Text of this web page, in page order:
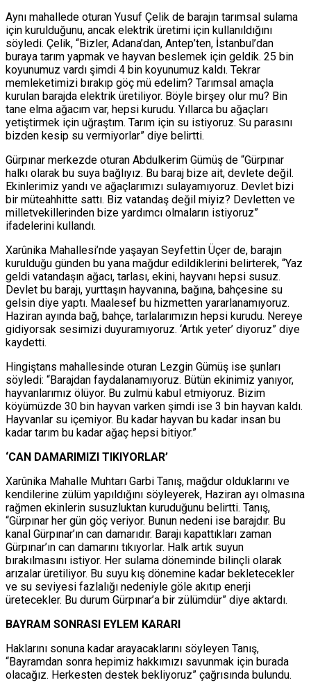
Aynı mahallede oturan Yusuf Çelik de barajın tarımsal sulama
için kurulduğunu, ancak elektrik üretimi için kullanıldığını
söyledi. Çelik, “Bizler, Adana’dan, Antep’ten, İstanbul’dan
buraya tarım yapmak ve hayvan beslemek için geldik. 25 bin
koyunumuz vardı şimdi 4 bin koyunumuz kaldı. Tekrar
memleketimizi bırakıp göç mü edelim? Tarımsal amaçla
kurulan barajda elektrik üretiliyor. Böyle birşey olur mu? Bin
tane elma ağacım var, hepsi kurudu. Yıllarca bu ağaçları
yetiştirmek için uğraştım. Tarım için su istiyoruz. Su parasını
bizden kesip su vermiyorlar” diye belirtti.
Gürpınar merkezde oturan Abdulkerim Gümüş de “Gürpınar
halkı olarak bu suya bağlıyız. Bu baraj bize ait, devlete değil.
Ekinlerimiz yandı ve ağaçlarımızı sulayamıyoruz. Devlet bizi
bir müteahhitte sattı. Biz vatandaş değil miyiz? Devletten ve
milletvekillerinden bize yardımcı olmaların istiyoruz”
ifadelerini kullandı.
Xarûnika Mahallesi’nde yaşayan Seyfettin Üçer de, barajın
kurulduğu günden bu yana mağdur edildiklerini belirterek, “Yaz
geldi vatandaşın ağacı, tarlası, ekini, hayvanı hepsi susuz.
Devlet bu barajı, yurttaşın hayvanına, bağına, bahçesine su
gelsin diye yaptı. Maalesef bu hizmetten yararlanamıyoruz.
Haziran ayında bağ, bahçe, tarlalarımızın hepsi kurudu. Nereye
gidiyorsak sesimizi duyuramıyoruz. ‘Artık yeter’ diyoruz” diye
kaydetti.
Hingiştans mahallesinde oturan Lezgin Gümüş ise şunları
söyledi: “Barajdan faydalanamıyoruz. Bütün ekinimiz yanıyor,
hayvanlarımız ölüyor. Bu zulmü kabul etmiyoruz. Bizim
köyümüzde 30 bin hayvan varken şimdi ise 3 bin hayvan kaldı.
Hayvanlar su içemiyor. Bu kadar hayvan bu kadar insan bu
kadar tarım bu kadar ağaç hepsi bitiyor.”
‘CAN DAMARIMIZI TIKIYORLAR’
Xarûnika Mahalle Muhtarı Garbi Tanış, mağdur olduklarını ve
kendilerine zülüm yapıldığını söyleyerek, Haziran ayı olmasına
rağmen ekinlerin susuzluktan kuruduğunu belirtti. Tanış,
“Gürpınar her gün göç veriyor. Bunun nedeni ise barajdır. Bu
kanal Gürpınar’ın can damarıdır. Barajı kapattıkları zaman
Gürpınar’ın can damarını tıkıyorlar. Halk artık suyun
bırakılmasını istiyor. Her sulama döneminde bilinçli olarak
arızalar üretiliyor. Bu suyu kış dönemine kadar bekletecekler
ve su seviyesi fazlalığı nedeniyle göle akıtıp enerji
üretecekler. Bu durum Gürpınar’a bir zülümdür” diye aktardı.
BAYRAM SONRASI EYLEM KARARI
Haklarını sonuna kadar arayacaklarını söyleyen Tanış,
“Bayramdan sonra hepimiz hakkımızı savunmak için burada
olacağız. Herkesten destek bekliyoruz” çağrısında bulundu.